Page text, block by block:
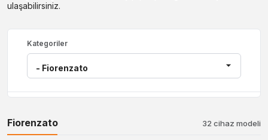
ulaşabilirsiniz.
Kategoriler
Fiorenzato 32 cihaz modeli